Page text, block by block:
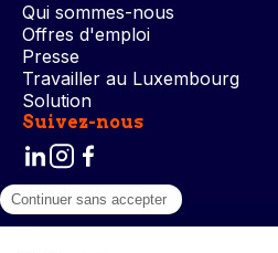
Qui sommes-nous
Offres d'emploi
Presse
Travailler au Luxembourg
Solution
Suivez-nous